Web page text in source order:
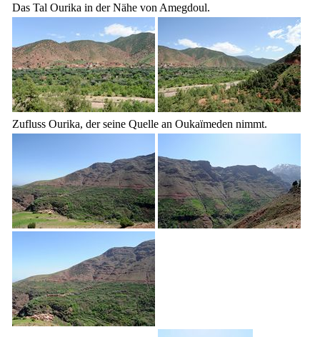
Das Tal Ourika in der Nähe von Amegdoul.
Zufluss Ourika, der seine Quelle an Oukaïmeden nimmt.